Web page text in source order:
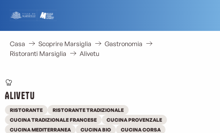
contenu
principal
Casa Scoprire Marsiglia
Gastronomia
Ristoranti Marsiglia
Alivetu
Alivetu
RISTORANTE
RISTORANTE TRADIZIONALE
CUCINA TRADIZIONALE FRANCESE
CUCINA PROVENZALE
CUCINA MEDITERRANEA
CUCINA BIO CUCINA CORSA